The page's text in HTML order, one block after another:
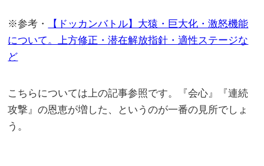
※参考・
【ドッカンバトル】大猿・巨大化・激怒機能
について。上方修正・潜在解放指針・適性ステージな
ど
こちらについては上の記事参照です。『会心』『連続
攻撃』の恩恵が増した、というのが一番の見所でしょ
う。